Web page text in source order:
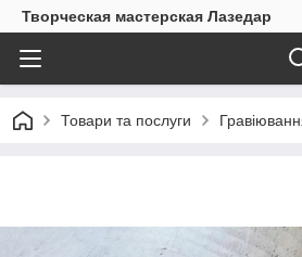
Творческая мастерская Лазедар
Товари та послуги